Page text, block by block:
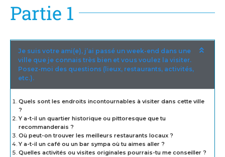
Partie 1
Je suis votre ami(e), j’ai passé un week-end dans une
ville que je connais très bien et vous voulez la visiter.
Posez-moi des questions (lieux, restaurants, activités,
etc.).
Quels sont les endroits incontournables à visiter dans cette ville
?
Y a-t-il un quartier historique ou pittoresque que tu
recommanderais ?
Où peut-on trouver les meilleurs restaurants locaux ?
Y a-t-il un café ou un bar sympa où tu aimes aller ?
Quelles activités ou visites originales pourrais-tu me conseiller ?